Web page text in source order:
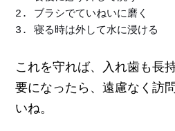
2. ブラシでていねいに磨く
3. 寝る時は外して水に浸ける
これを守れば、入れ歯も長
要になったら、遠慮なく訪
いね。